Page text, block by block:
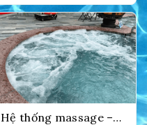
Hệ thống massage –